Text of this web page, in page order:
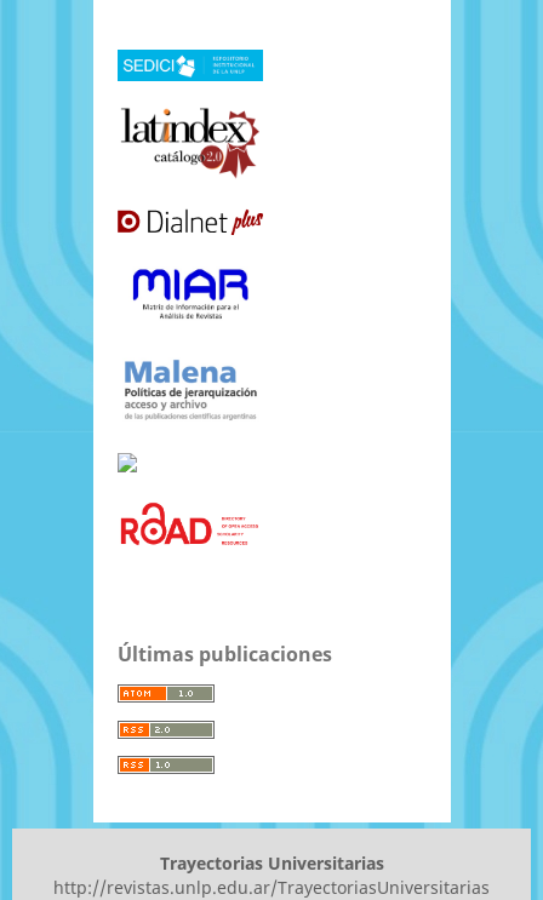
Últimas publicaciones
Trayectorias Universitarias
http://revistas.unlp.edu.ar/TrayectoriasUniversitarias